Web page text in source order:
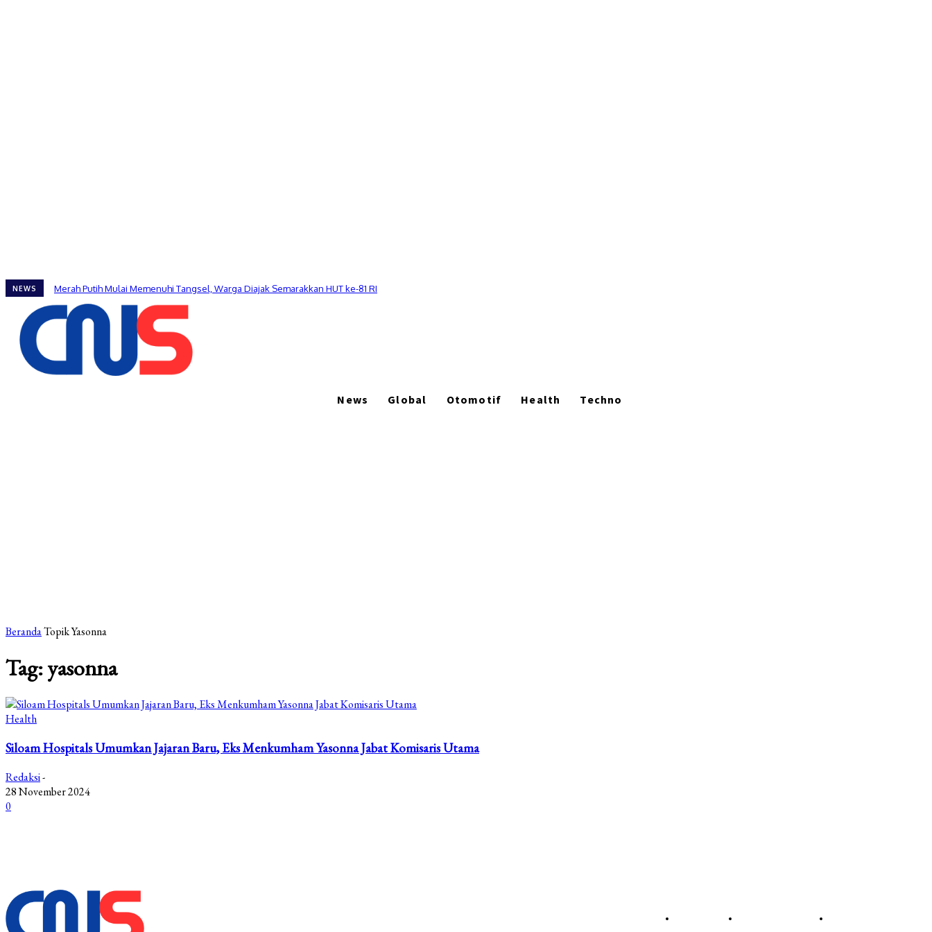
NEWS Merah Putih Mulai Memenuhi Tangsel, Warga Diajak Semarakkan HUT ke-81 RI
News Global Otomotif Health Techno
BerandaTopikYasonna
Tag: yasonna
Health
Siloam Hospitals Umumkan Jajaran Baru, Eks Menkumham Yasonna Jabat Komisaris Utama
Redaksi-
28 November 2024
0